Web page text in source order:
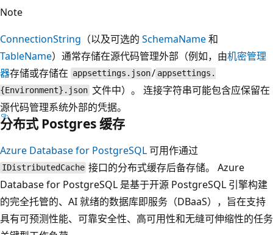
Note
ConnectionString （以及可选的 SchemaName和
TableName）通常存储在源代码管理外部（例如，由机密管理
器存储或存储在 appsettings.json/ appsettings.
{Environment}.json 文件中）。 连接字符串可能包含应保留在
源代码管理系统外部的凭据。
分布式 Postgres 缓存
Azure Database for PostgreSQL可用作通过
IDistributedCache 接口的分布式缓存后备存储。 Azure
Database for PostgreSQL 是基于开源 PostgreSQL 引擎构建
的完全托管的、AI 就绪的数据库即服务（DBaaS），旨在支持
具有可预测性能、可靠安全性、高可用性和无缝可伸缩性的任务